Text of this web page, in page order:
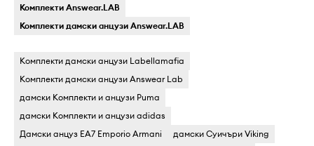
Комплекти Answear.LAB
Комплекти дамски анцузи Answear.LAB
Комплекти дамски анцузи Labellamafia
Комплекти дамски анцузи Answear Lab
дамски Комплекти и анцузи Puma
дамски Комплекти и анцузи adidas
Дамски анцуз EA7 Emporio Armani
дамски Суичъри Viking